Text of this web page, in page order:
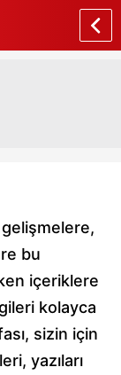
bu
içeriklere
kolayca
sizin için
yazıları